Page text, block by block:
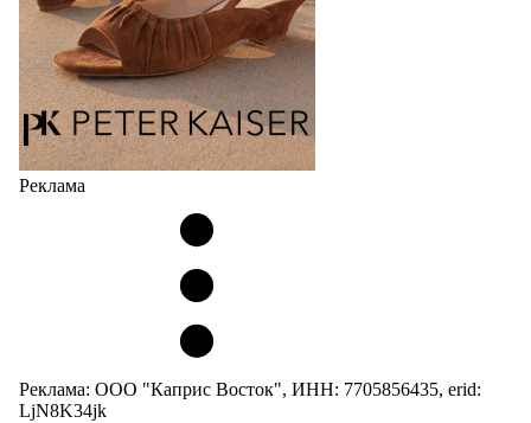
Реклама
Реклама: ООО "Каприс Восток", ИНН: 7705856435, erid:
LjN8K34jk